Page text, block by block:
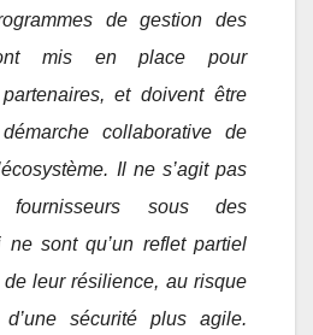
de gestion des
mis en place pour
et doivent être
collaborative de
Il ne s’agit pas
sous des
ne sont qu’un reflet partiel
leur résilience, au risque
sécurité plus agile.